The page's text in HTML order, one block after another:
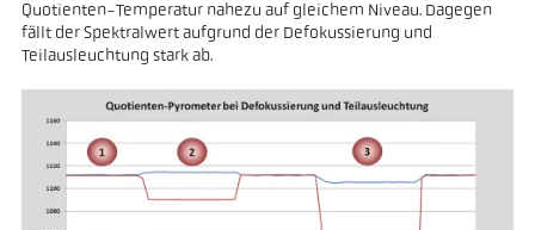
Quotienten-Temperatur nahezu auf gleichem Niveau. Dagegen
fällt der Spektralwert aufgrund der Defokussierung und
Teilausleuchtung stark ab.